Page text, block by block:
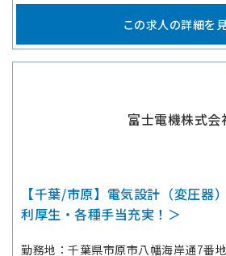
この求人の詳細を
富士電機株式会
【千葉/市原】電気設計（変圧器
利厚生・各種手当充実！＞
勤務地 千葉県市原市八幡海岸通7番地